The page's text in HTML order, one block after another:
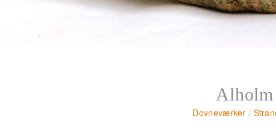
Alholm
Dovneværker /